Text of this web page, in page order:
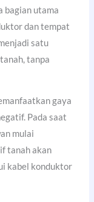
bagian utama
dan tempat
satu
tanpa
gaya
Pada saat
mulai
tanah akan
kabel konduktor